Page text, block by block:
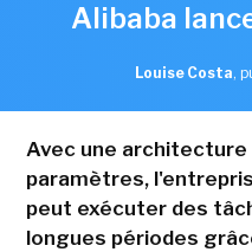
Alibaba
Louise Costa,
Avec une
paramètres,
peut exécuter des
longues périodes